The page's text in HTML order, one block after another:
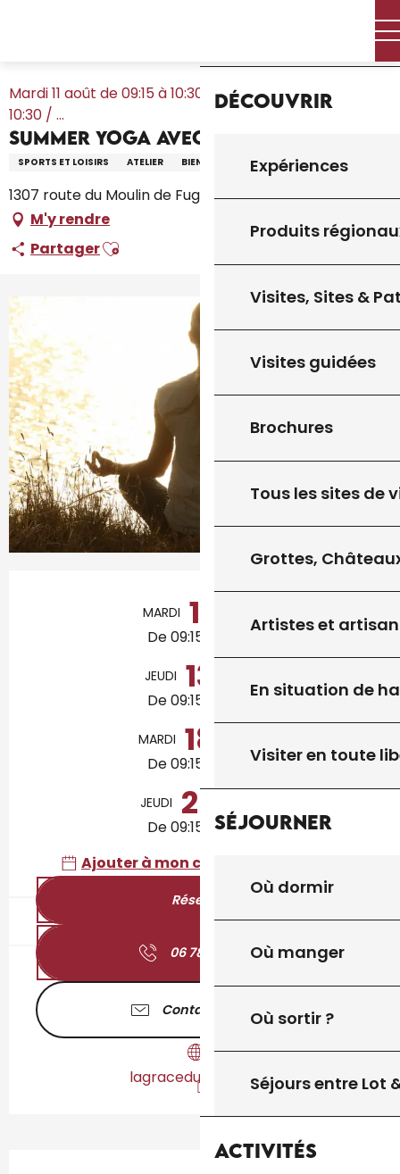
Découvrir
Expériences
Produits
Visites, Sites &
Visites guidées
Brochures
Tous les sites de
Grottes,
Artistes et
En situation de
Visiter en toute
Séjourner
Où dormir
Où manger
Où sortir ?
Séjours entre Lot
Activités
Mardi 11 août de 09:15 à 10:30 / Jeudi 13 août de 09:15 à
10:30 / ...
Summer Yoga avec AnneCha
SPORTS ET LOISIRS ATELIER BIEN-ÊTRE SPORT
1307 route du Moulin de Fugier, 46300 Le Vigan
M'y rendre
PartagerAjouter aux favoris
MARDI 11
De 09:15 à 10:30
JEUDI 13
De 09:15 à 10:30
MARDI 18
De 09:15 à 10:30
JEUDI 20
De 09:15 à 10:30
Ajouter à mon calendrier Google
Réserver
06 78 44 61 ▒▒
Contactez-nous
lagraceduyoga.com